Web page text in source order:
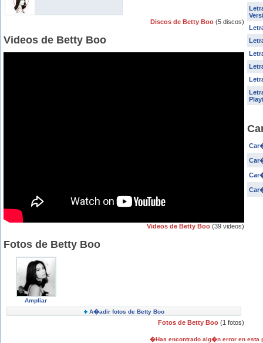
Discos de Betty Boo (5 discos)
Videos de Betty Boo
Videos de Betty Boo (39 videos)
Fotos de Betty Boo
Ampliar
A�adir fotos de Betty Boo
Fotos de Betty Boo (1 fotos)
�Has encontrado alg�n error en esta